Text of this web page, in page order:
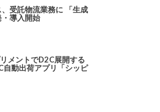
受託物流業務に 「生成
導入開始
メントでD2C展開する
自動出荷アプリ「シッピ